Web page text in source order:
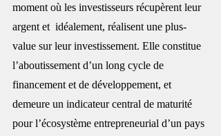
moment où les investisseurs récupèrent leur
argent et  idéalement, réalisent une plus-
value sur leur investissement. Elle constitue
l’aboutissement d’un long cycle de
financement et de développement, et
demeure un indicateur central de maturité
pour l’écosystème entrepreneurial d’un pays